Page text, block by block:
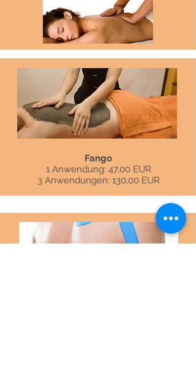
Fango
1 Anwendung: 47,00 EUR
3 Anwendungen: 130,00 EUR